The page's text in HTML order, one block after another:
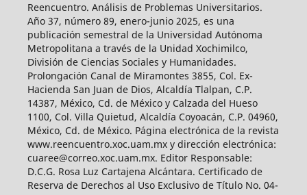
Reencuentro. Análisis de Problemas Universitarios.
Año 37, número 89, enero-junio 2025, es una
publicación semestral de la Universidad Autónoma
Metropolitana a través de la Unidad Xochimilco,
División de Ciencias Sociales y Humanidades.
Prolongación Canal de Miramontes 3855, Col. Ex-
Hacienda San Juan de Dios, Alcaldía Tlalpan, C.P.
14387, México, Cd. de México y Calzada del Hueso
1100, Col. Villa Quietud, Alcaldía Coyoacán, C.P. 04960,
México, Cd. de México. Página electrónica de la revista
www.reencuentro.xoc.uam.mx y dirección electrónica:
cuaree@correo.xoc.uam.mx. Editor Responsable:
D.C.G. Rosa Luz Cartajena Alcántara. Certificado de
Reserva de Derechos al Uso Exclusivo de Título No. 04-